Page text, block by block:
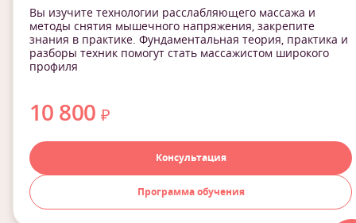
Вы изучите технологии расслабляющего массажа и
методы снятия мышечного напряжения, закрепите
знания в практике. Фундаментальная теория, практика и
разборы техник помогут стать массажистом широкого
профиля
10 800₽
Консультация
Программа обучения